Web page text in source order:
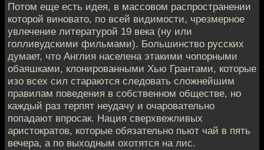
Потом еще есть идея, в массовом распространении
которой виновато, по всей видимости, чрезмерное
увлечение литературой 19 века (ну или
голливудскими фильмами). Большинство русских
думает, что Англия населена этакими чопорными
обаяшками, клонированными Хью Грантами, которые
изо всех сил стараются следовать сложнейшим
правилам поведения в собственном обществе, но
каждый раз терпят неудачу и очаровательно
попадают впросак. Нация сверхвежливых
аристократов, которые обязательно пьют чай в пять
вечера, а по выходным охотятся на лис.